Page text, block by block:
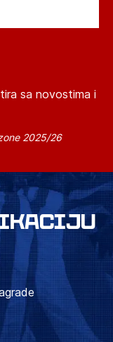
sa novostima i
2025/26